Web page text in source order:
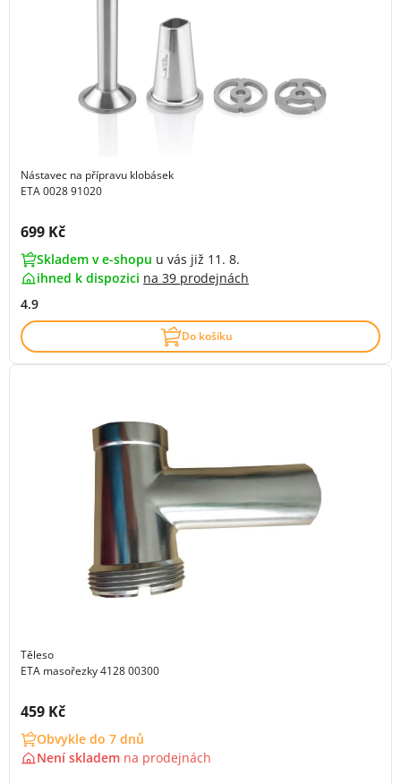
Nástavec na přípravu klobásek
ETA 0028 91020
Cena s DPH:
699 Kč
Skladem v e-shopu u vás již 11. 8.
ihned k dispozici na 39 prodejnách
4.9
Do košíku
Těleso
ETA masořezky 4128 00300
Cena s DPH:
459 Kč
Obvykle do 7 dnů
Není skladem na prodejnách